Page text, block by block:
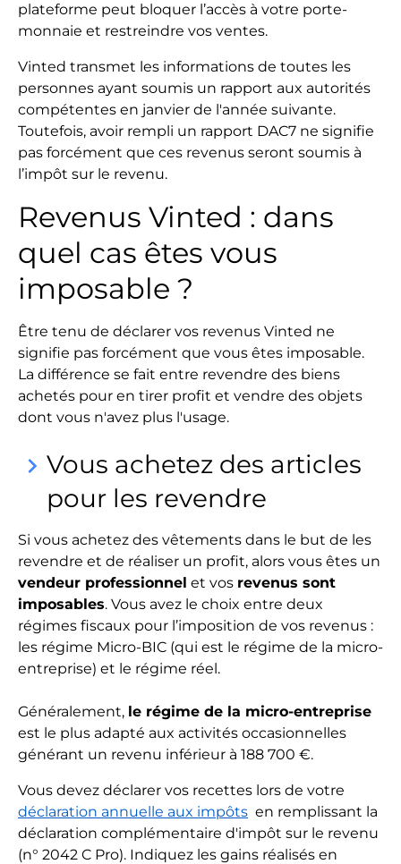
plateforme peut bloquer l’accès à votre porte-
monnaie et restreindre vos ventes.
Vinted transmet les informations de toutes les
personnes ayant soumis un rapport aux autorités
compétentes en janvier de l'année suivante.
Toutefois, avoir rempli un rapport DAC7 ne signifie
pas forcément que ces revenus seront soumis à
l’impôt sur le revenu.
Revenus Vinted : dans
quel cas êtes vous
imposable ?
Être tenu de déclarer vos revenus Vinted ne
signifie pas forcément que vous êtes imposable.
La différence se fait entre revendre des biens
achetés pour en tirer profit et vendre des objets
dont vous n'avez plus l'usage.
keyboard_arrow_right Vous achetez des articles
pour les revendre
Si vous achetez des vêtements dans le but de les
revendre et de réaliser un profit, alors vous êtes un
vendeur professionnel et vos revenus sont
imposables. Vous avez le choix entre deux
régimes fiscaux pour l’imposition de vos revenus :
les régime Micro-BIC (qui est le régime de la micro-
entreprise) et le régime réel.
Généralement, le régime de la micro-entreprise
est le plus adapté aux activités occasionnelles
générant un revenu inférieur à 188 700 €.
Vous devez déclarer vos recettes lors de votre
déclaration annuelle aux impôts en remplissant la
déclaration complémentaire d'impôt sur le revenu
(n° 2042 C Pro). Indiquez les gains réalisés en